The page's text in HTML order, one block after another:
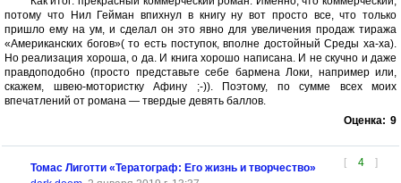
потому что Нил Гейман впихнул в книгу ну вот просто все, что только
пришло ему на ум, и сделал он это явно для увеличения продаж тиража
«Американских богов»( то есть поступок, вполне достойный Среды ха-ха).
Но реализация хороша, о да. И книга хорошо написана. И не скучно и даже
правдоподобно (просто представьте себе бармена Локи, например или,
скажем, швею-мотористку Афину ;-)). Поэтому, по сумме всех моих
впечатлений от романа — твердые девять баллов.
Оценка: 9
[ 4 ]
Томас Лиготти «Тератограф: Его жизнь и творчество»